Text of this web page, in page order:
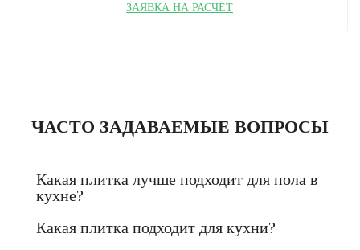
ЗАЯВКА НА РАСЧЁТ
ЧАСТО ЗАДАВАЕМЫЕ ВОПРОСЫ
Какая плитка лучше подходит для пола в
кухне?
Какая плитка подходит для кухни?